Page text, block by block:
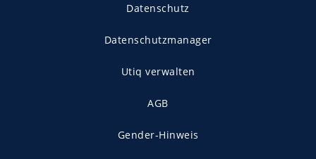
Datenschutz
Datenschutzmanager
Utiq verwalten
AGB
Gender-Hinweis